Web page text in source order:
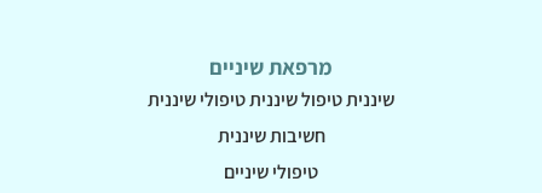
מרפאת שיניים
שיננית טיפול שיננית טיפולי שיננית
חשיבות שיננית
טיפולי שיניים